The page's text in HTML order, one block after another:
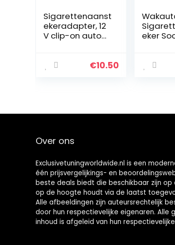
Sigarettenaanst
ekeradapter, 12
V clip-on auto
stopcontact
€10.50
eker
eker
Over ons
Exclusivetuningworldwide.nl is een
één prijsvergelijkings- en
beste deals biedt die beschikbaar zijn op
op de hoogte houdt via de laatst
Alle afbeeldingen zijn auteursrechtelijk
door hun respectievelijke eigenaren. Alle
inhoud is afgeleid van hun